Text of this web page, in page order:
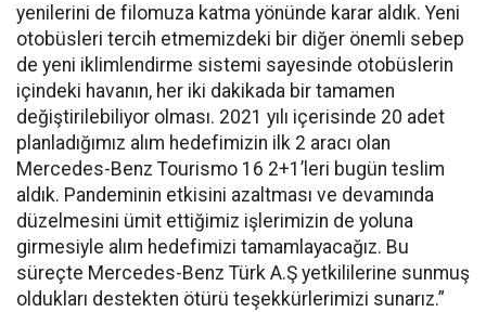
yenilerini de filomuza katma yönünde karar aldık. Yeni
otobüsleri tercih etmemizdeki bir diğer önemli sebep
de yeni iklimlendirme sistemi sayesinde otobüslerin
içindeki havanın, her iki dakikada bir tamamen
değiştirilebiliyor olması. 2021 yılı içerisinde 20 adet
planladığımız alım hedefimizin ilk 2 aracı olan
Mercedes-Benz Tourismo 16 2+1’leri bugün teslim
aldık. Pandeminin etkisini azaltması ve devamında
düzelmesini ümit ettiğimiz işlerimizin de yoluna
girmesiyle alım hedefimizi tamamlayacağız. Bu
süreçte Mercedes-Benz Türk A.Ş yetkililerine sunmuş
oldukları destekten ötürü teşekkürlerimizi sunarız.”